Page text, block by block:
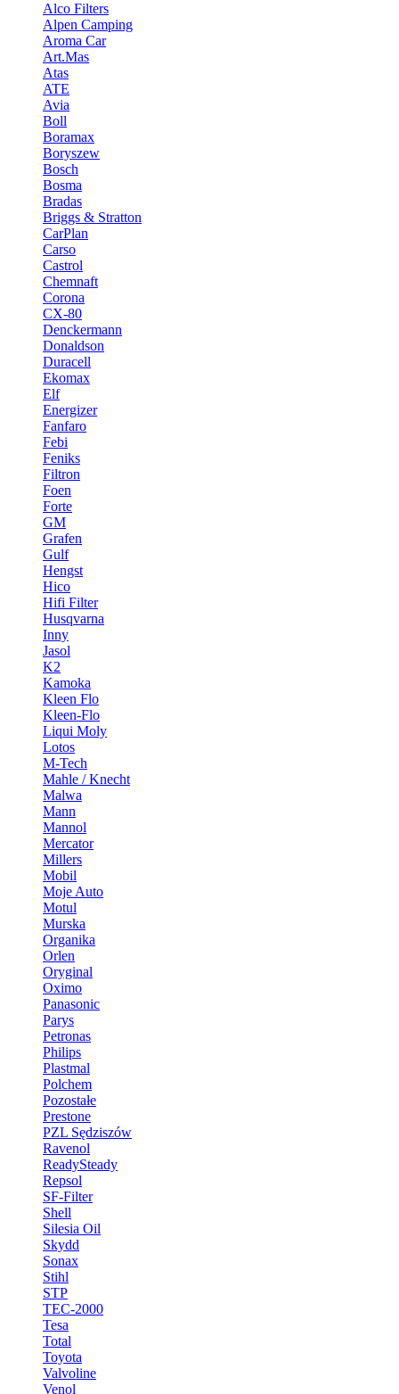
Alco Filters
Alpen Camping
Aroma Car
Art.Mas
Atas
ATE
Avia
Boll
Boramax
Boryszew
Bosch
Bosma
Bradas
Briggs & Stratton
CarPlan
Carso
Castrol
Chemnaft
Corona
CX-80
Denckermann
Donaldson
Duracell
Ekomax
Elf
Energizer
Fanfaro
Febi
Feniks
Filtron
Foen
Forte
GM
Grafen
Gulf
Hengst
Hico
Hifi Filter
Husqvarna
Inny
Jasol
K2
Kamoka
Kleen Flo
Kleen-Flo
Liqui Moly
Lotos
M-Tech
Mahle / Knecht
Malwa
Mann
Mannol
Mercator
Millers
Mobil
Moje Auto
Motul
Murska
Organika
Orlen
Oryginal
Oximo
Panasonic
Parys
Petronas
Philips
Plastmal
Polchem
Pozostałe
Prestone
PZL Sędziszów
Ravenol
ReadySteady
Repsol
SF-Filter
Shell
Silesia Oil
Skydd
Sonax
Stihl
STP
TEC-2000
Tesa
Total
Toyota
Valvoline
Venol